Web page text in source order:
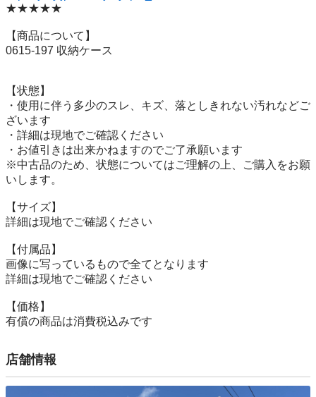
★★★★★
【商品について】
0615-197 収納ケース
【状態】
・使用に伴う多少のスレ、キズ、落としきれない汚れなどご
ざいます
・詳細は現地でご確認ください
・お値引きは出来かねますのでご了承願います
※中古品のため、状態についてはご理解の上、ご購入をお願
いします。
【サイズ】
詳細は現地でご確認ください
【付属品】
画像に写っているもので全てとなります
詳細は現地でご確認ください
【価格】
有償の商品は消費税込みです
店舗情報